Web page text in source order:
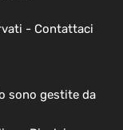
- Contattaci
sono gestite da